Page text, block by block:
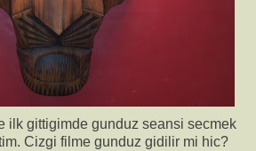
ilk gittigimde gunduz seansi secmek
Cizgi filme gunduz gidilir mi hic?